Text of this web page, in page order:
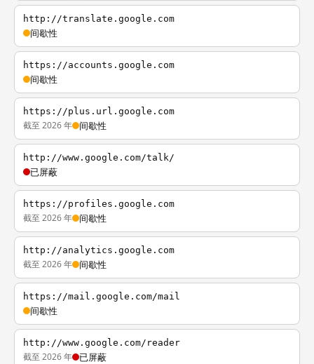
http://translate.google.com
间歇性
https://accounts.google.com
间歇性
https://plus.url.google.com
截至 2026 年 间歇性
http://www.google.com/talk/
已屏蔽
https://profiles.google.com
截至 2026 年 间歇性
http://analytics.google.com
截至 2026 年 间歇性
https://mail.google.com/mail
间歇性
http://www.google.com/reader
截至 2026 年 已屏蔽